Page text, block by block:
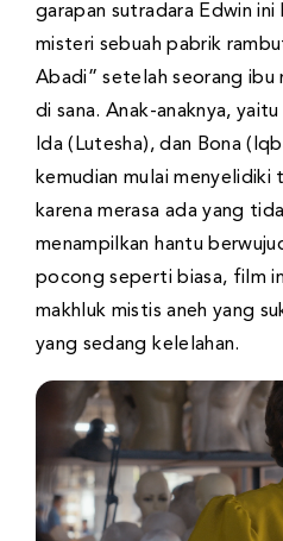
garapan sutradara Edwin
misteri sebuah pabrik
Abadi” setelah seorang ibu
di sana. Anak-anaknya,
Ida (Lutesha), dan Bona
kemudian mulai
karena merasa ada yang
menampilkan hantu
pocong seperti biasa, film
makhluk mistis aneh yang
yang sedang kelelahan.